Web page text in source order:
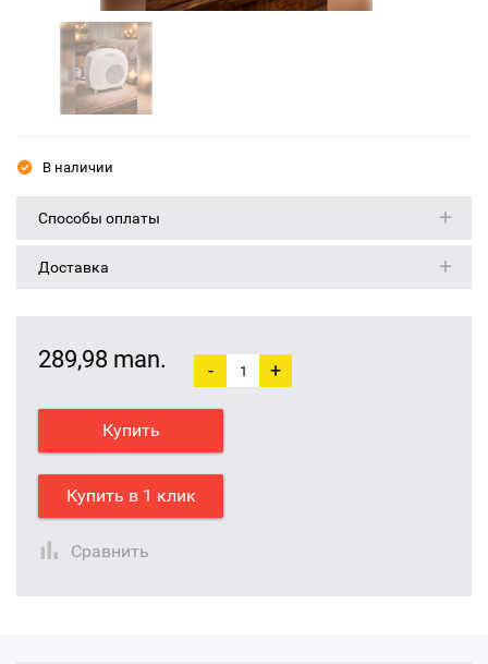
В наличии
Способы оплаты
Доставка
289,98 man. - +
Купить
Купить в 1 клик
Сравнить